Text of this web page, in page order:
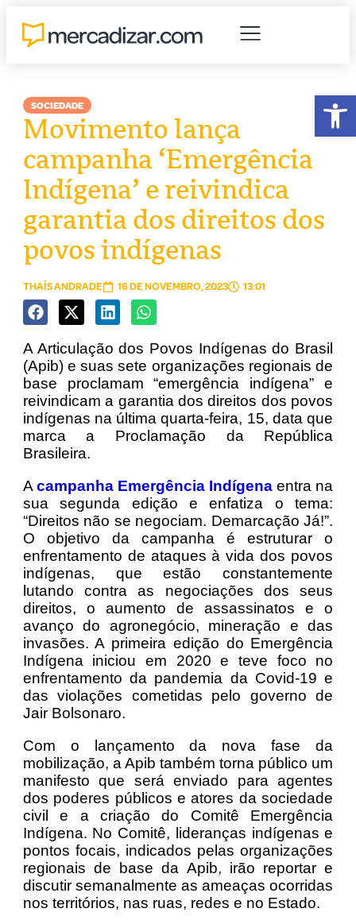
SOCIEDADE
Movimento lança
campanha ‘Emergência
Indígena’ e reivindica
garantia dos direitos dos
povos indígenas
THAÍS ANDRADE 16 DE NOVEMBRO, 2023 13:01
A Articulação dos Povos Indígenas do Brasil
(Apib) e suas sete organizações regionais de
base proclamam “emergência indígena” e
reivindicam a garantia dos direitos dos povos
indígenas na última quarta-feira, 15, data que
marca a Proclamação da República
Brasileira.
A campanha Emergência Indígena entra na
sua segunda edição e enfatiza o tema:
“Direitos não se negociam. Demarcação Já!”.
O objetivo da campanha é estruturar o
enfrentamento de ataques à vida dos povos
indígenas, que estão constantemente
lutando contra as negociações dos seus
direitos, o aumento de assassinatos e o
avanço do agronegócio, mineração e das
invasões. A primeira edição do Emergência
Indígena iniciou em 2020 e teve foco no
enfrentamento da pandemia da Covid-19 e
das violações cometidas pelo governo de
Jair Bolsonaro.
Com o lançamento da nova fase da
mobilização, a Apib também torna público um
manifesto que será enviado para agentes
dos poderes públicos e atores da sociedade
civil e a criação do Comitê Emergência
Indígena. No Comitê, lideranças indígenas e
pontos focais, indicados pelas organizações
regionais de base da Apib, irão reportar e
discutir semanalmente as ameaças ocorridas
nos territórios, nas ruas, redes e no Estado.